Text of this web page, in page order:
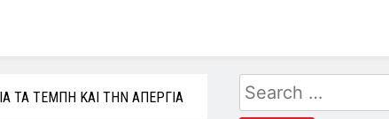
ΤΑ ΤΕΜΠΗ ΚΑΙ ΤΗΝ ΑΠΕΡΓΙΑ
Search
for: